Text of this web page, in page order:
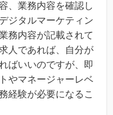
、業務内容を確認し
ジタルマーケティン
務内容が記載されて
人であれば、自分が
ばいいのですが、即
やマネージャーレベ
経験が必要になるこ